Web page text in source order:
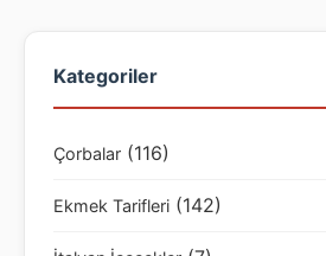
Kategoriler
Çorbalar (116)
Ekmek Tarifleri (142)